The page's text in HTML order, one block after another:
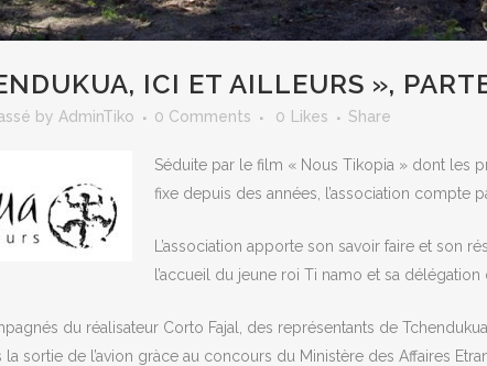
ICI ET AILLEURS »,
by AdminTiko 0 Comments 0 Likes Share
Séduite par le film « Nous Tikopia » dont les
fixe depuis des années, l’association compte
L’association apporte son savoir faire et son
l’accueil du jeune roi Ti namo et sa
du réalisateur Corto Fajal, des représentants de
sortie de l’avion gràce au concours du Ministère des Affaires